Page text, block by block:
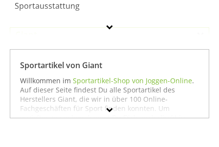
Sportausstattung
Preis
% Sale
Farbe
Sportartikel von Giant
Willkommen im Sportartikel-Shop von Joggen-Online.
Auf dieser Seite findest Du alle Sportartikel des
Herstellers Giant, die wir in über 100 Online-
Fachgeschäften für Sport finden konnten. Um
gezielter zu suchen, kannst Du Dich auch direkt in